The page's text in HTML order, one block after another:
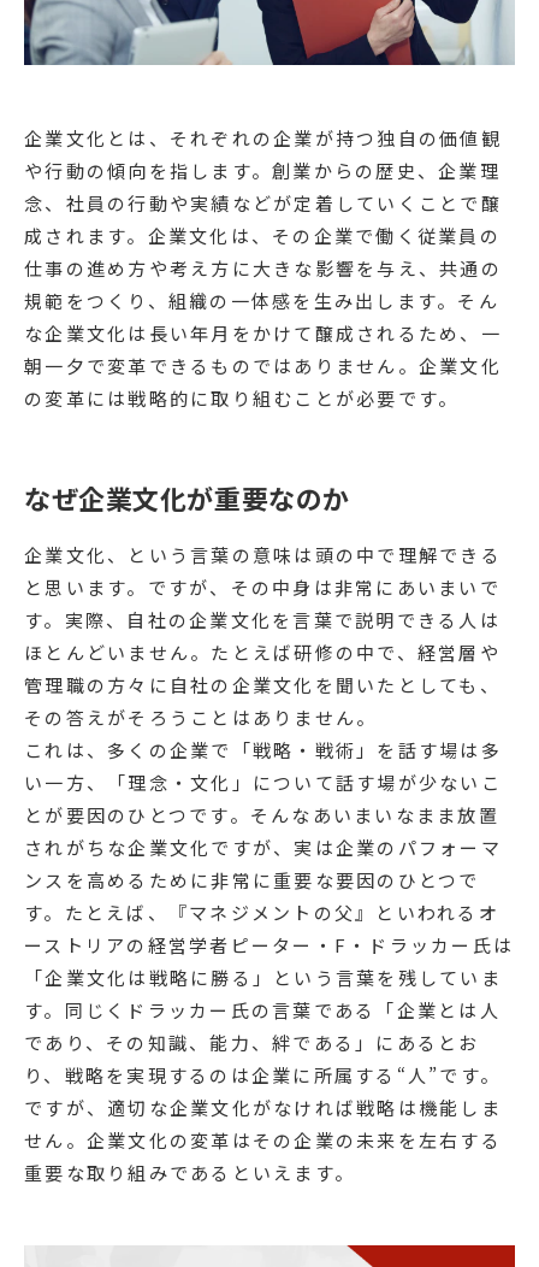
企業文化とは、それぞれの企業が持つ独自の価値観
や行動の傾向を指します。創業からの歴史、企業理
念、社員の行動や実績などが定着していくことで醸
成されます。企業文化は、その企業で働く従業員の
仕事の進め方や考え方に大きな影響を与え、共通の
規範をつくり、組織の一体感を生み出します。そん
な企業文化は長い年月をかけて醸成されるため、一
朝一夕で変革できるものではありません。企業文化
の変革には戦略的に取り組むことが必要です。
なぜ企業文化が重要なのか
企業文化、という言葉の意味は頭の中で理解できる
と思います。ですが、その中身は非常にあいまいで
す。実際、自社の企業文化を言葉で説明できる人は
ほとんどいません。たとえば研修の中で、経営層や
管理職の方々に自社の企業文化を聞いたとしても、
その答えがそろうことはありません。
これは、多くの企業で「戦略・戦術」を話す場は多
い一方、「理念・文化」について話す場が少ないこ
とが要因のひとつです。そんなあいまいなまま放置
されがちな企業文化ですが、実は企業のパフォーマ
ンスを高めるために非常に重要な要因のひとつで
す。たとえば、『マネジメントの父』といわれるオ
ーストリアの経営学者ピーター・F・ドラッカー氏は
「企業文化は戦略に勝る」という言葉を残していま
す。同じくドラッカー氏の言葉である「企業とは人
であり、その知識、能力、絆である」にあるとお
り、戦略を実現するのは企業に所属する“人”です。
ですが、適切な企業文化がなければ戦略は機能しま
せん。企業文化の変革はその企業の未来を左右する
重要な取り組みであるといえます。